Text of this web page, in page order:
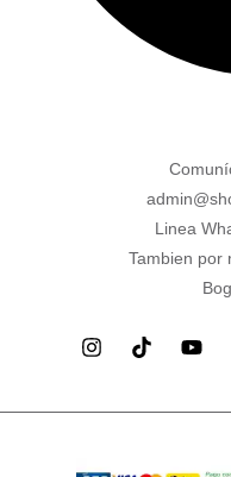
Linea
Tambien por